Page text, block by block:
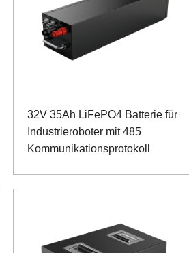
32V 35Ah LiFePO4 Batterie für
Industrieroboter mit 485
Kommunikationsprotokoll